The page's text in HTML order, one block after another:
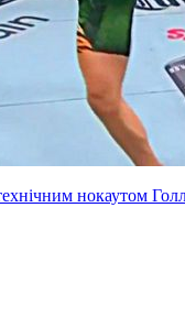
нокаутом